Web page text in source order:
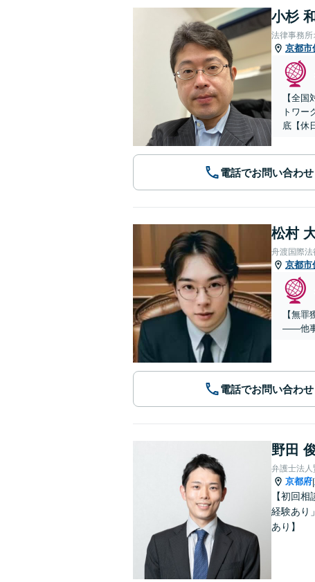
小杉 和
法律事務所
京都市
【全
トワー
底【休
電話でお問い合わせ
松村
舟渡国際法
京都市
【無
——他事
電話でお問い合わせ
野田
弁護士法
京都府|
【初回
経験あり
あり】